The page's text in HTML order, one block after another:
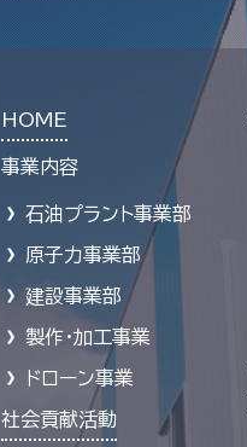
HOME
事業内容
石油プラント事業部
原子力事業部
建設事業部
製作・加工事業
ドローン事業
社会貢献活動